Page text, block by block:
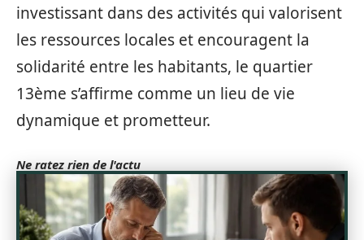
investissant dans des activités qui valorisent
les ressources locales et encouragent la
solidarité entre les habitants, le quartier
13ème s’affirme comme un lieu de vie
dynamique et prometteur.
Ne ratez rien de l'actu